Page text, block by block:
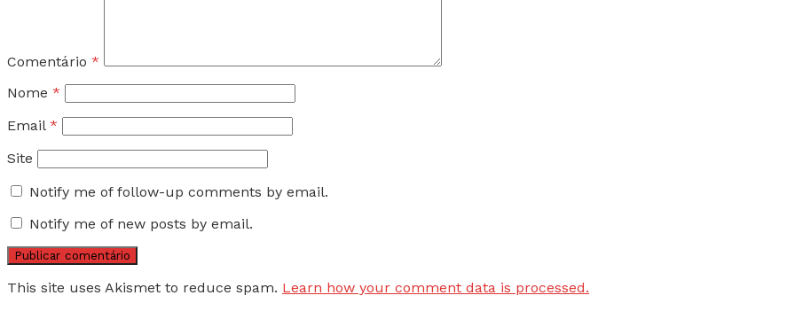
Comentário *
Nome *
Email *
Site
Notify me of follow-up comments by email.
Notify me of new posts by email.
This site uses Akismet to reduce spam. Learn how your comment data is processed.